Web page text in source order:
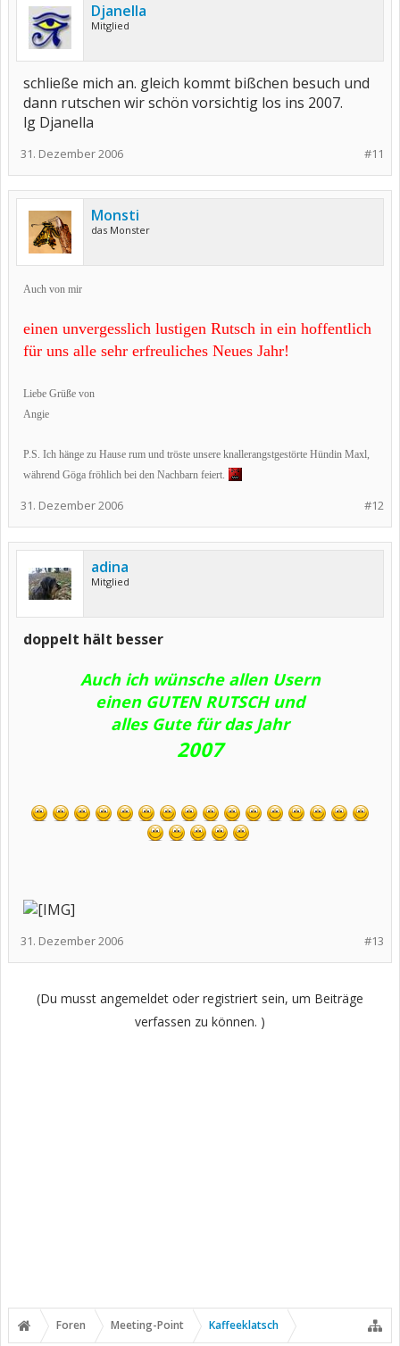
Djanella
Mitglied
schließe mich an. gleich kommt bißchen besuch und
dann rutschen wir schön vorsichtig los ins 2007.
lg Djanella
#11
31. Dezember 2006
Monsti
das Monster
Auch von mir
einen unvergesslich lustigen Rutsch in ein hoffentlich
für uns alle sehr erfreuliches Neues Jahr!
Liebe Grüße von
Angie
P.S. Ich hänge zu Hause rum und tröste unsere knallerangstgestörte Hündin Maxl,
während Göga fröhlich bei den Nachbarn feiert.
#12
31. Dezember 2006
adina
Mitglied
doppelt hält besser
Auch ich wünsche allen Usern
einen GUTEN RUTSCH und
alles Gute für das Jahr
2007
#13
31. Dezember 2006
(Du musst angemeldet oder registriert sein, um Beiträge
verfassen zu können. )
Foren Meeting-Point Kaffeeklatsch